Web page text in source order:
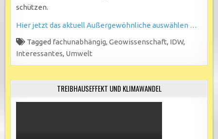
schützen.
Hier jetzt das aktuell Außergewöhnliche auswählen …
Tagged fachunabhängig,Geowissenschaft, IDW,
Interessantes, Umwelt
TREIBHAUSEFFEKT UND KLIMAWANDEL